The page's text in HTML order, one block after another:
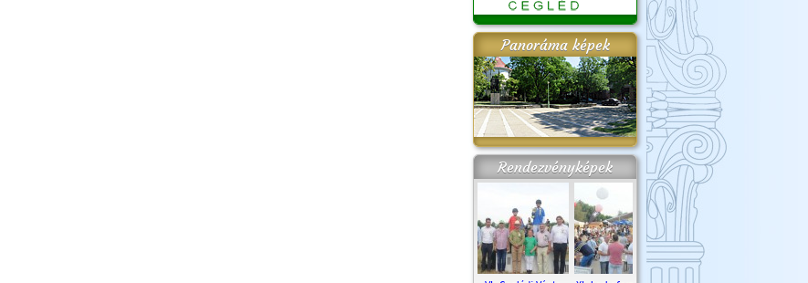
Panoráma képek
Rendezvényképek